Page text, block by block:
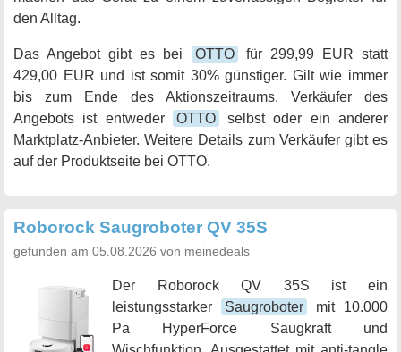
den Alltag.
Das Angebot gibt es bei OTTO
für 299,99 EUR statt
429,00 EUR und ist somit 30% günstiger. Gilt wie immer
bis zum Ende des Aktionszeitraums. Verkäufer des
Angebots ist entweder
OTTO
selbst oder ein anderer
Marktplatz-Anbieter. Weitere Details zum Verkäufer gibt es
auf der Produktseite bei OTTO.
Roborock Saugroboter QV 35S
gefunden am 05.08.2026 von meinedeals
Der Roborock QV 35S ist ein
leistungsstarker
Saugroboter
mit 10.000
Pa HyperForce Saugkraft und